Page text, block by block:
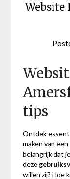
Website
tips
Ontdek
maken van
belangrijk dat
deze
willen zij? Hoe